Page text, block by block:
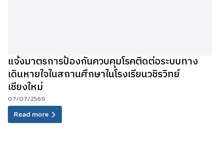
แจ้งมาตรการป้องกันควบคุมโรคติดต่อระบบทาง
เดินหายใจในสถานศึกษาในโรงเรียนวชิรวิทย์
เชียงใหม่
07/07/2569
Read more